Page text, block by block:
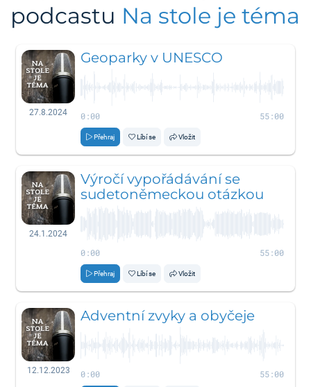
podcastu Na stole je téma
27.8.2024
Geoparky v UNESCO
0:00 55:00
Přehraj Líbí se Vložit
24.1.2024
Výročí vypořádávání se
sudetoněmeckou otázkou
0:00 55:00
Přehraj Líbí se Vložit
12.12.2023
Adventní zvyky a obyčeje
0:00 55:00